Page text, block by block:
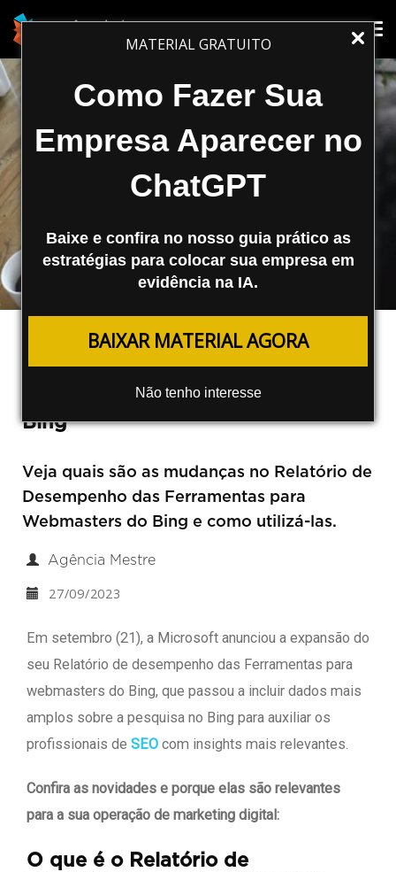
MATERIAL GRATUITO
Como Fazer Sua
Empresa Aparecer no
ChatGPT
Baixe e confira no nosso guia prático as
estratégias para colocar sua empresa em
evidência na IA.
BAIXAR MATERIAL AGORA
Não tenho interesse
Relatório de Desempenho das
Ferramentas para Webmasters do
Bing
Veja quais são as mudanças no Relatório de
Desempenho das Ferramentas para
Webmasters do Bing e como utilizá-las.
Agência Mestre
27/09/2023
Em setembro (21), a Microsoft anunciou a expansão do
seu Relatório de desempenho das Ferramentas para
webmasters do Bing, que passou a incluir dados mais
amplos sobre a pesquisa no Bing para auxiliar os
profissionais de SEO com insights mais relevantes.
Confira as novidades e porque elas são relevantes
para a sua operação de marketing digital:
O que é o Relatório de